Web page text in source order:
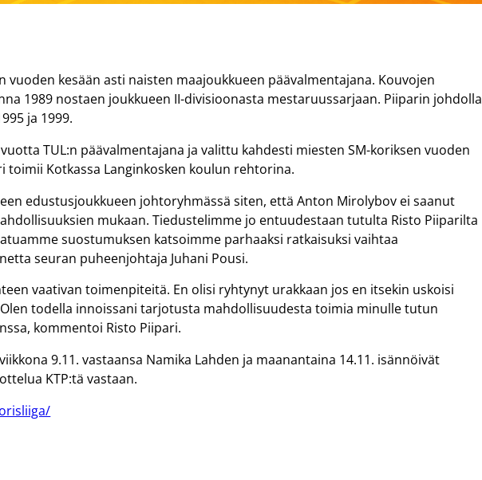
vuoden kesään asti naisten maajoukkueen päävalmentajana. Kouvojen
1989 nostaen joukkueen II-divisioonasta mestaruussarjaan. Piiparin johdolla
ja 1999.
TUL:n päävalmentajana ja valittu kahdesti miesten SM-koriksen vuoden
toimii Kotkassa Langinkosken koulun rehtorina.
edustusjoukkueen johtoryhmässä siten, että Anton Mirolybov ei saanut
mukaan. Tiedustelimme jo entuudestaan tutulta Risto Piiparilta
suostumuksen katsoimme parhaaksi ratkaisuksi vaihtaa
seuran puheenjohtaja Juhani Pousi.
vaativan toimenpiteitä. En olisi ryhtynyt urakkaan jos en itsekin uskoisi
todella innoissani tarjotusta mahdollisuudesta toimia minulle tutun
kommentoi Risto Piipari.
9.11. vastaansa Namika Lahden ja maanantaina 14.11. isännöivät
KTP:tä vastaan.